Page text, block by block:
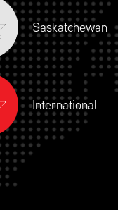
Saskatchewan
International